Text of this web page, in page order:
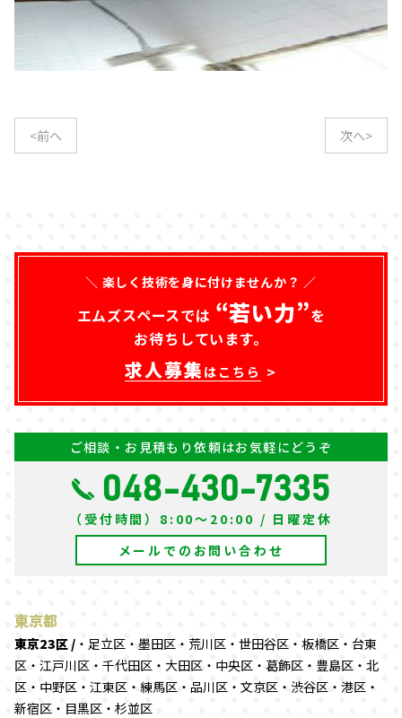
<前へ 次へ>
＼ 楽しく技術を身に付けませんか？ ／
エムズスペースでは “若い力”を
お待ちしています。
求人募集 はこちら
ご相談・お見積もり依頼はお気軽にどうぞ
048-430-7335
（受付時間）8:00～20:00 / 日曜定休
メールでのお問い合わせ
東京都
東京23区 / ・足立区・墨田区・荒川区・世田谷区・板橋区・台東
区・江戸川区・千代田区・大田区・中央区・葛飾区・豊島区・北
区・中野区・江東区・練馬区・品川区・文京区・渋谷区・港区・
新宿区・目黒区・杉並区